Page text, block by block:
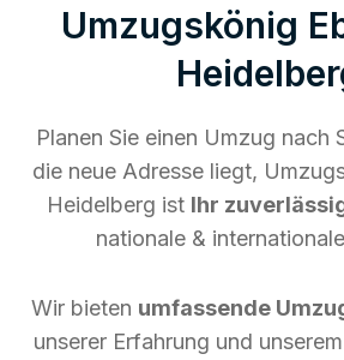
Umzugskönig
Planen Sie einen Umzug nach
die neue Adresse liegt,
Heidelberg ist Ihr
nationale &
Wir bieten umfassende
unserer Erfahrung und